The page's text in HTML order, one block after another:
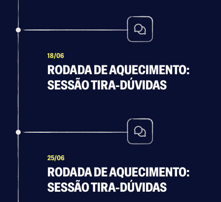
18/06
RODADA DE AQUECIMENTO:
SESSÃO TIRA-DÚVIDAS
25/06
RODADA DE AQUECIMENTO:
SESSÃO TIRA-DÚVIDAS